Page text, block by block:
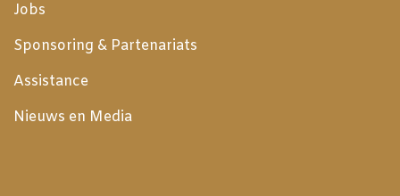
Jobs
Sponsoring & Partenariats
Assistance
Nieuws en Media